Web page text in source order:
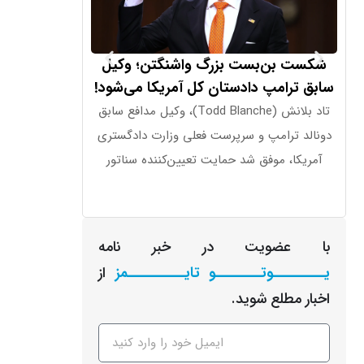
شکست بن‌بست بزرگ واشنگتن؛ وکیل
سابق ترامپ دادستان کل آمریکا می‌شود!
تاد بلانش (Todd Blanche)، وکیل مدافع سابق
دونالد ترامپ و سرپرست فعلی وزارت دادگستری
آمریکا، موفق شد حمایت تعیین‌کننده سناتور
با عضویت در خبر نامه
یـــــــــوتــــــــو تایــــــــــمز از
اخبار مطلع شوید.